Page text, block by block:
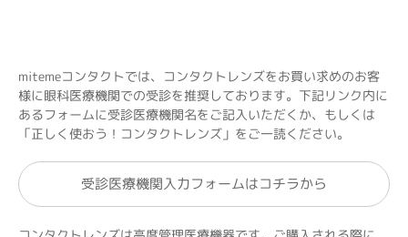
mitemeコンタクトでは、コンタクトレンズをお買い求めのお客
様に眼科医療機関での受診を推奨しております。下記リンク内に
あるフォームに受診医療機関名をご記入いただくか、もしくは
「正しく使おう！コンタクトレンズ」をご一読ください。
受診医療機関入力フォームはコチラから